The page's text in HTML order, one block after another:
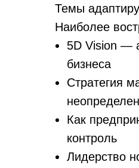
Темы
Наиболее
5D Vision —
бизнеса
Стратегия
Как
контроль
Лидерство